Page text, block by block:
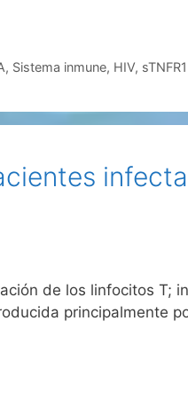
, Sistema inmune, HIV, sTNFR1
de los linfocitos T;
principalmente